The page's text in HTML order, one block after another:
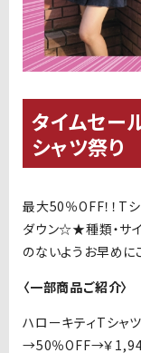
タイムセー
シャツ祭り
最大50％OFF！！T
ダウン☆★種類・サ
のないようお早めに
〈一部商品ご紹介〉
ハローキティTシャ
→50％OFF→￥1,945